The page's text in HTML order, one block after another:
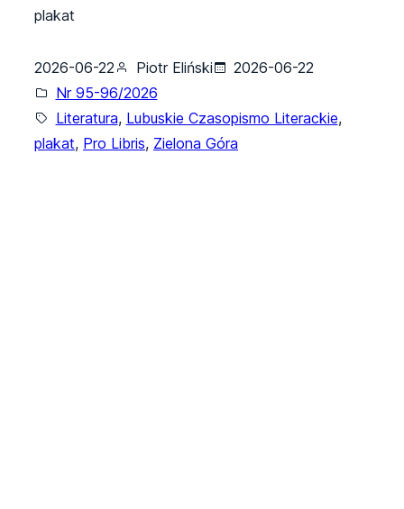
plakat
2026-06-22 Piotr Eliński
2026-06-22
Nr 95-96/2026
Literatura, Lubuskie Czasopismo Literackie,
plakat, Pro Libris, Zielona Góra